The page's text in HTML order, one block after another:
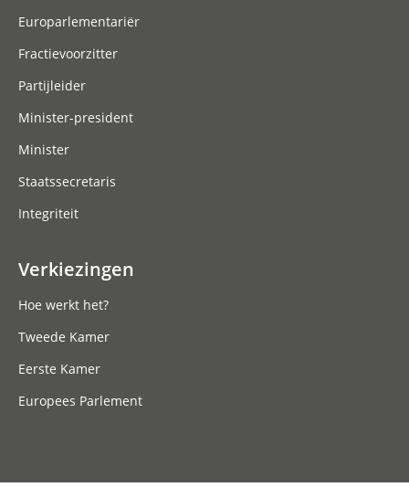
Europarlementariër
Fractievoorzitter
Partijleider
Minister-president
Minister
Staatssecretaris
Integriteit
Verkiezingen
Hoe werkt het?
Tweede Kamer
Eerste Kamer
Europees Parlement